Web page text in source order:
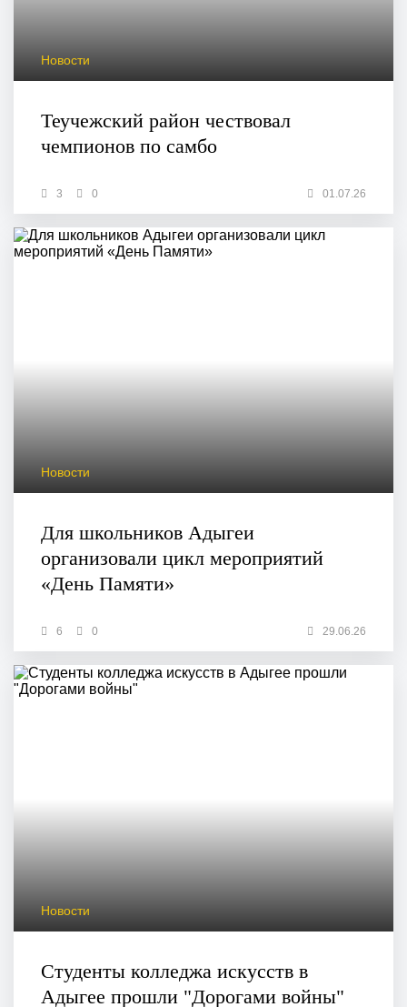
Новости
Теучежский район чествовал
чемпионов по самбо
3 0 01.07.26
Новости
Для школьников Адыгеи
организовали цикл мероприятий
«День Памяти»
6 0 29.06.26
Новости
Студенты колледжа искусств в
Адыгее прошли "Дорогами войны"